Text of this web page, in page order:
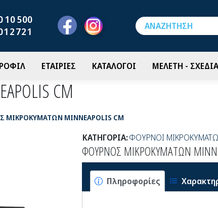
10 500
ΕΤΑΙΡΙΕΣ ΚΑΤΑΛΟΓΟΙ ΜΕΛΕΤΗ -
CM
ΜΙΚΡΟΚΥΜΑΤΩΝ MINNEAPOLIS CM
ΚΑΤΗΓΟΡΙΑ:ΦΟΥΡΝΟΙ
ΦΟΥΡΝΟΣ ΜΙΚΡΟΚΥΜΑΤΩΝ
Πληροφορίες